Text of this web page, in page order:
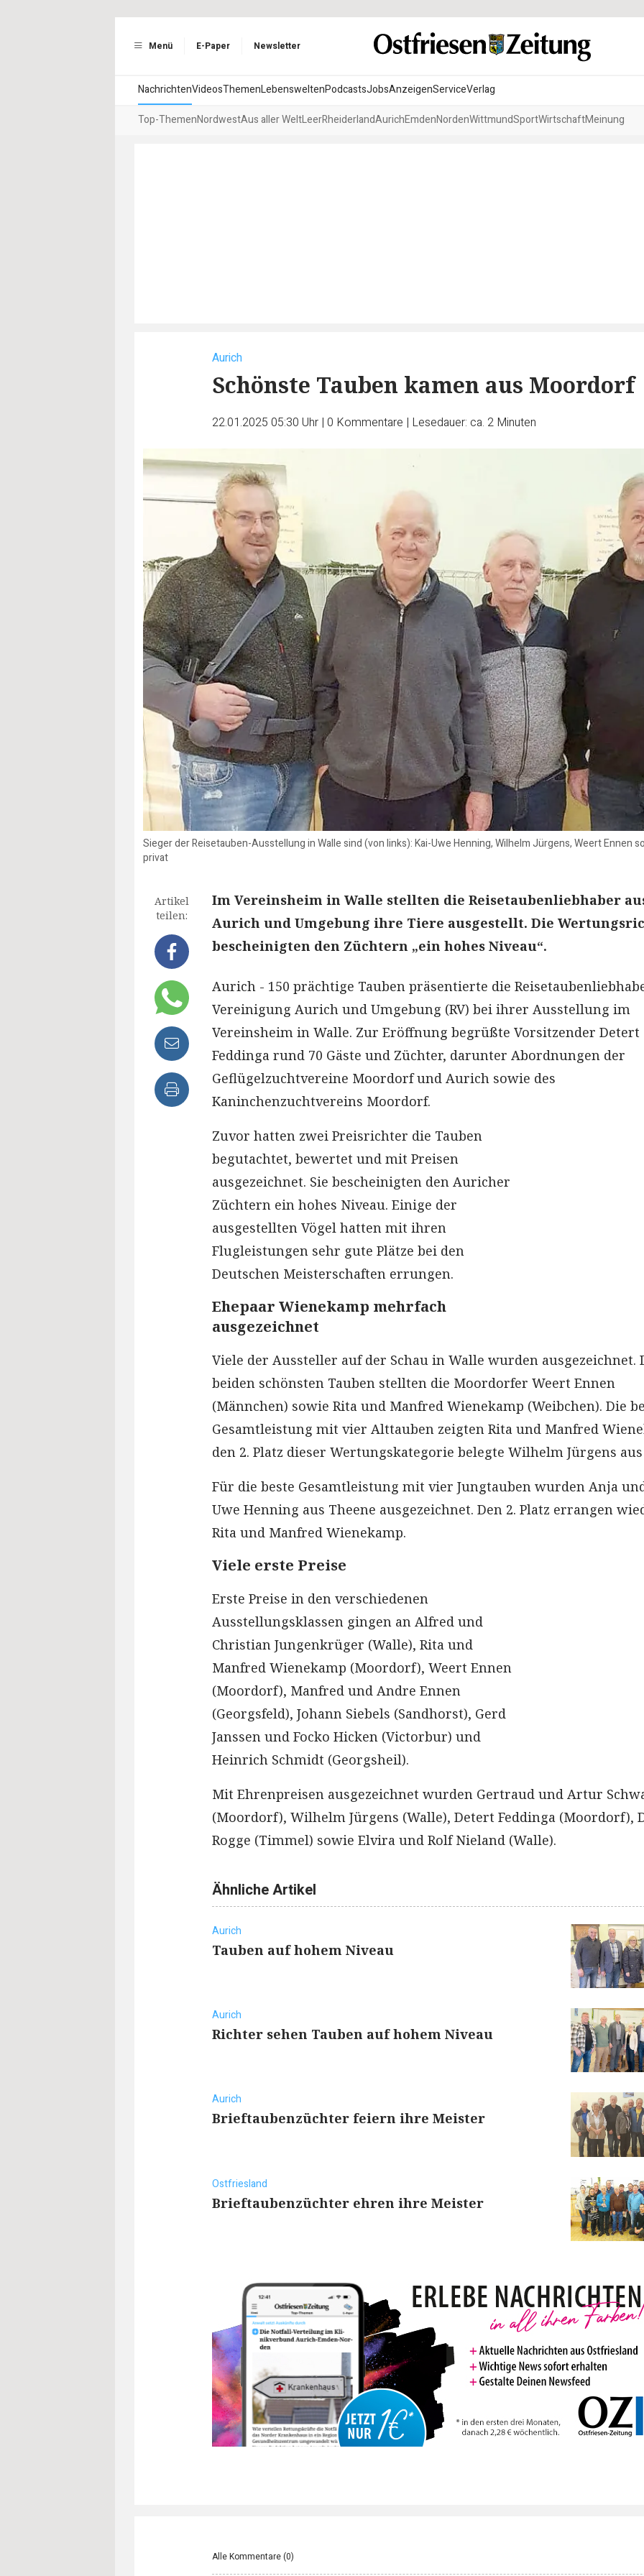
Menü E-Paper Newsletter
NachrichtenVideosThemenLebensweltenPodcastsJobsAnzeigenServiceVerlag
Top-ThemenNordwestAus aller WeltLeerRheiderlandAurichEmdenNordenWittmundSportWirtschaftMeinung
Aurich
Schönste Tauben kamen aus Moordorf
22.01.2025 05:30 Uhr | 0 Kommentare | Lesedauer: ca. 2 Minuten
Sieger der Reisetauben-Ausstellung in Walle sind (von links): Kai-Uwe Henning, Wilhelm Jürgens, Weert Ennen
privat
Artikel
teilen:
Im Vereinsheim in Walle stellten die Reisetaubenliebhaber
Aurich und Umgebung ihre Tiere ausgestellt. Die
bescheinigten den Züchtern „ein hohes Niveau“.
Aurich - 150 prächtige Tauben präsentierte die
Vereinigung Aurich und Umgebung (RV) bei ihrer Ausstellung im
Vereinsheim in Walle. Zur Eröffnung begrüßte Vorsitzender Detert
Feddinga rund 70 Gäste und Züchter, darunter Abordnungen der
Geflügelzuchtvereine Moordorf und Aurich sowie des
Kaninchenzuchtvereins Moordorf.
Zuvor hatten zwei Preisrichter die Tauben
begutachtet, bewertet und mit Preisen
ausgezeichnet. Sie bescheinigten den Auricher
Züchtern ein hohes Niveau. Einige der
ausgestellten Vögel hatten mit ihren
Flugleistungen sehr gute Plätze bei den
Deutschen Meisterschaften errungen.
Ehepaar Wienekamp mehrfach
ausgezeichnet
Viele der Aussteller auf der Schau in Walle wurden ausgezeichnet.
beiden schönsten Tauben stellten die Moordorfer Weert Ennen
(Männchen) sowie Rita und Manfred Wienekamp (Weibchen). Die
Gesamtleistung mit vier Alttauben zeigten Rita und Manfred
den 2. Platz dieser Wertungskategorie belegte Wilhelm Jürgens
Für die beste Gesamtleistung mit vier Jungtauben wurden Anja
Uwe Henning aus Theene ausgezeichnet. Den 2. Platz errangen
Rita und Manfred Wienekamp.
Viele erste Preise
Erste Preise in den verschiedenen
Ausstellungsklassen gingen an Alfred und
Christian Jungenkrüger (Walle), Rita und
Manfred Wienekamp (Moordorf), Weert Ennen
(Moordorf), Manfred und Andre Ennen
(Georgsfeld), Johann Siebels (Sandhorst), Gerd
Janssen und Focko Hicken (Victorbur) und
Heinrich Schmidt (Georgsheil).
Mit Ehrenpreisen ausgezeichnet wurden Gertraud und Artur
(Moordorf), Wilhelm Jürgens (Walle), Detert Feddinga (Moordorf),
Rogge (Timmel) sowie Elvira und Rolf Nieland (Walle).
Ähnliche Artikel
Aurich
Tauben auf hohem Niveau
Aurich
Richter sehen Tauben auf hohem Niveau
Aurich
Brieftaubenzüchter feiern ihre Meister
Ostfriesland
Brieftaubenzüchter ehren ihre Meister
Alle Kommentare (0)